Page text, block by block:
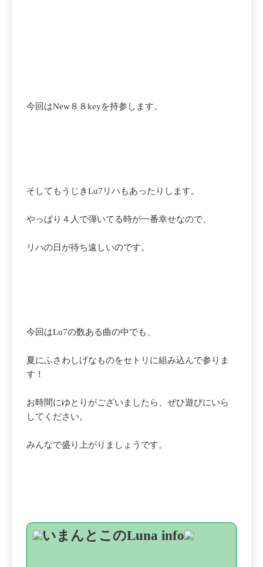
今回はNew８８keyを持参します。
そしてもうじきLu7リハもあったりします。
やっぱり４人で弾いてる時が一番幸せなので、
リハの日が待ち遠しいのです。
今回はLu7の数ある曲の中でも、
夏にふさわしげなものをセトリに組み込んで参りま
す！
お時間にゆとりがございましたら、ぜひ遊びにいら
してください。
みんなで盛り上がりましょうです。
いまんとこのLuna info